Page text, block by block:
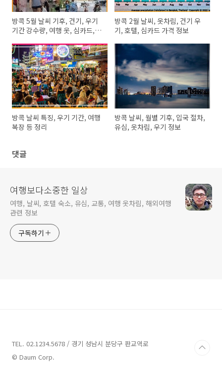
방콕 5월 날씨 기후, 건기, 우기
기간 강수량, 여행 옷, 심카드, 호
방콕 2월 날씨, 옷차림, 건기 우
기, 호텔, 심카드 가격 정보
방콕 날씨 특징, 우기 기간, 여행
복장 등 정리
방콕 날씨, 월별 기후, 입국 절차,
유심, 옷차림, 우기 정보
댓글
여행보다소중한 일상
여행, 날씨, 호텔 숙소, 유심, 교통, 여행 옷차림, 해외여행
관련 정보
구독하기
TEL. 02.1234.5678 / 경기 성남시 분당구 판교역로
© Daum Corp.